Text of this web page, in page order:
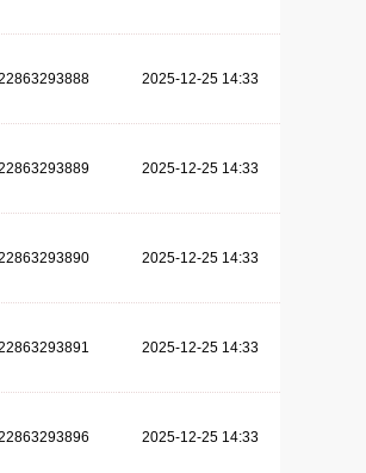
2025-12-25 14:33
2025-12-25 14:33
2025-12-25 14:33
2025-12-25 14:33
2025-12-25 14:33